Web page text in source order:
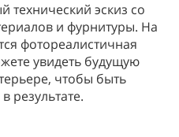
эскиз со
и фурнитуры. На
фотореалистичная
увидеть будущую
чтобы быть
результате.